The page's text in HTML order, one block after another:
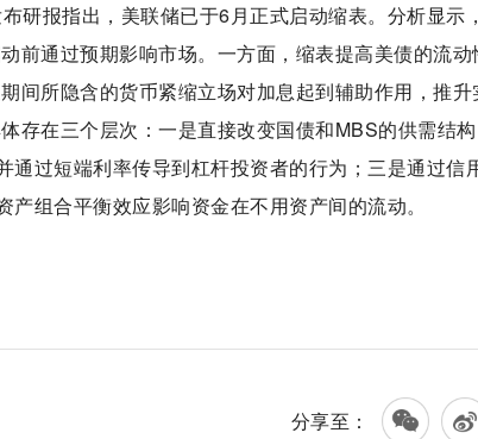
研报指出，美联储已于6月正式启动缩表。分析显示
前通过预期影响市场。一方面，缩表提高美债的流
间所隐含的货币紧缩立场对加息起到辅助作用，推
存在三个层次：一是直接改变国债和MBS的供需结
过短端利率传导到杠杆投资者的行为；三是通过信
组合平衡效应影响资金在不用资产间的流动。
分享至：